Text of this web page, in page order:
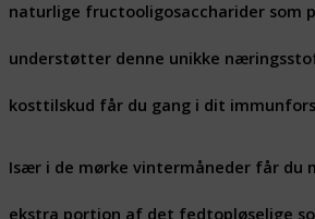
naturlige fructooligosaccharider som
understøtter denne unikke
kosttilskud får du gang i dit
Især i de mørke vintermåneder får du
ekstra portion af det fedtopløselige